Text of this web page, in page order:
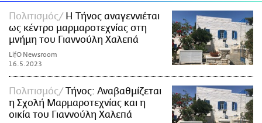
Πολιτισμός
Η Τήνος αναγεννιέται
ως κέντρο μαρμαροτεχνίας στη
μνήμη του Γιαννούλη Χαλεπά
LifO Newsroom
16.5.2023
Πολιτισμός
Τήνος: Αναβαθμίζεται
η Σχολή Μαρμαροτεχνίας και η
οικία του Γιαννούλη Χαλεπά